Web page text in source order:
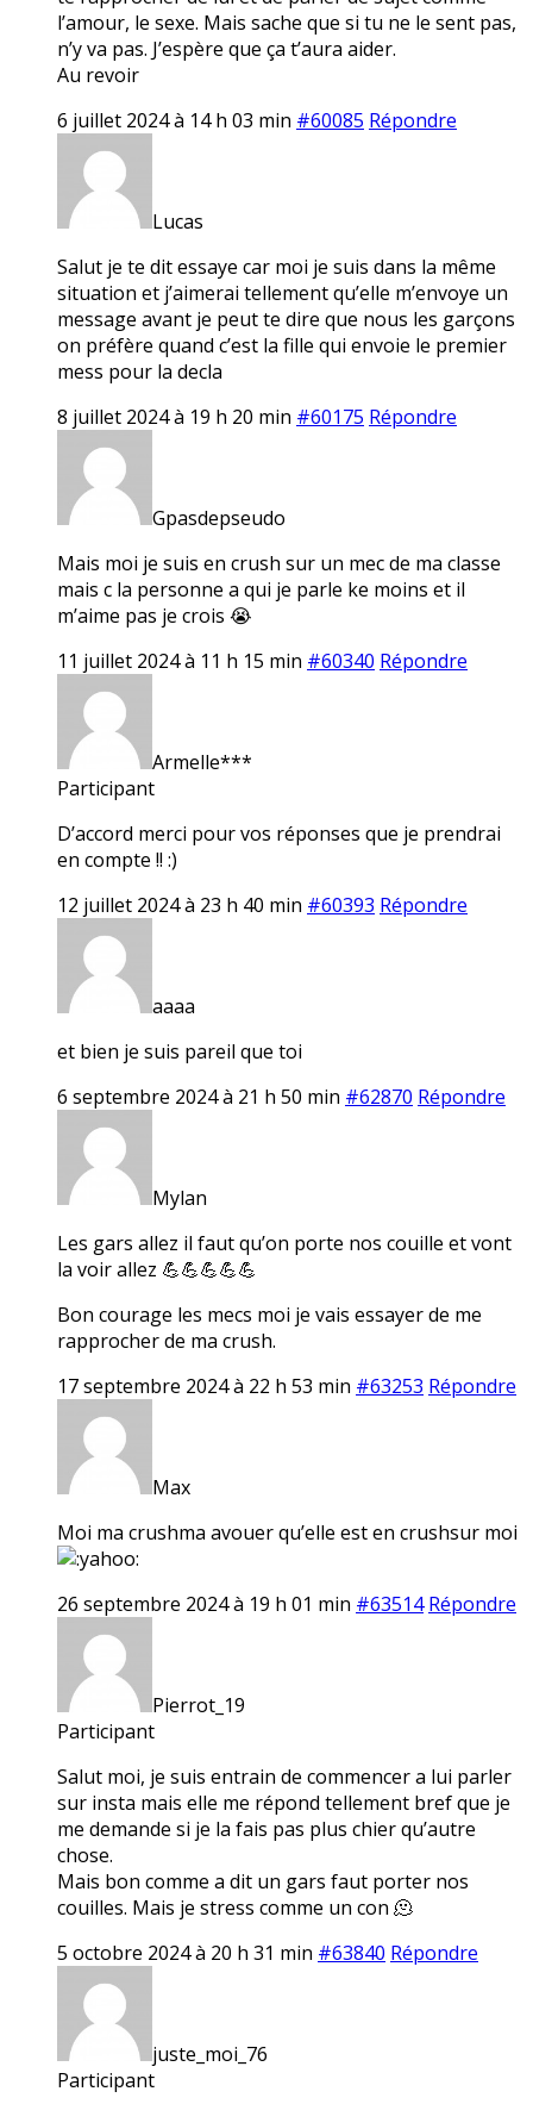
l’amour, le sexe. Mais sache que si tu ne le sent pas,
n’y va pas. J’espère que ça t’aura aider.
Au revoir
6 juillet 2024 à 14 h 03 min #60085 Répondre
Lucas
Salut je te dit essaye car moi je suis dans la même
situation et j’aimerai tellement qu’elle m’envoye un
message avant je peut te dire que nous les garçons
on préfère quand c’est la fille qui envoie le premier
mess pour la decla
8 juillet 2024 à 19 h 20 min #60175 Répondre
Gpasdepseudo
Mais moi je suis en crush sur un mec de ma classe
mais c la personne a qui je parle ke moins et il
m’aime pas je crois 😭
11 juillet 2024 à 11 h 15 min #60340 Répondre
Armelle***
Participant
D’accord merci pour vos réponses que je prendrai
en compte !! :)
12 juillet 2024 à 23 h 40 min #60393 Répondre
aaaa
et bien je suis pareil que toi
6 septembre 2024 à 21 h 50 min #62870 Répondre
Mylan
Les gars allez il faut qu’on porte nos couille et vont
la voir allez 💪💪💪💪💪
Bon courage les mecs moi je vais essayer de me
rapprocher de ma crush.
17 septembre 2024 à 22 h 53 min #63253 Répondre
Max
Moi ma crushma avouer qu’elle est en crushsur moi
26 septembre 2024 à 19 h 01 min #63514 Répondre
Pierrot_19
Participant
Salut moi, je suis entrain de commencer a lui parler
sur insta mais elle me répond tellement bref que je
me demande si je la fais pas plus chier qu’autre
chose.
Mais bon comme a dit un gars faut porter nos
couilles. Mais je stress comme un con 🫠
5 octobre 2024 à 20 h 31 min #63840 Répondre
juste_moi_76
Participant